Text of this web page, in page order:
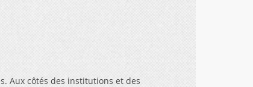
Aux côtés des institutions et des